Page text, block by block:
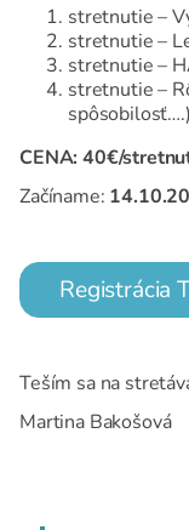
stretnutie –
stretnutie –
stretnutie –
stretnutie –
spôsobilosť….)
CENA: 40€/
Začíname:
Registrácia
Teším sa na
Martina Bakošová